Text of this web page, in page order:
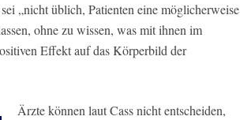
„nicht üblich, Patienten eine möglicherweise
ohne zu wissen, was mit ihnen im
Effekt auf das Körperbild der
Ärzte können laut Cass nicht entscheiden,